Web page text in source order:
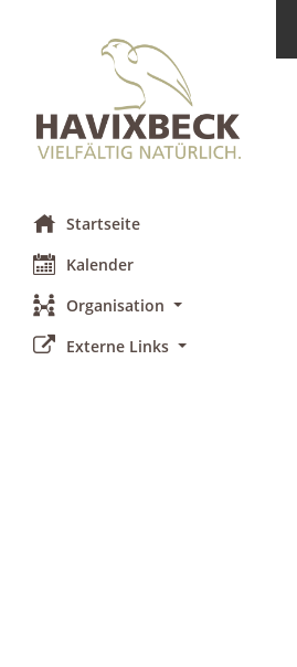
Startseite
Kalender
Organisation
Externe Links